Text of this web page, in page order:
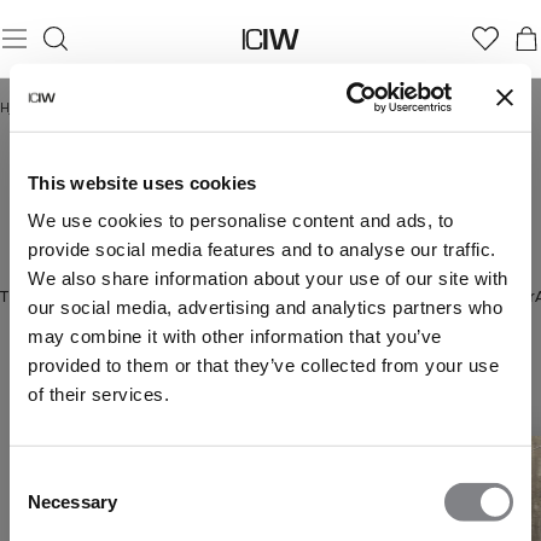
This website uses cookies
We use cookies to personalise content and ads, to
provide social media features and to analyse our traffic.
We also share information about your use of our site with
our social media, advertising and analytics partners who
may combine it with other information that you’ve
provided to them or that they’ve collected from your use
of their services.
Selection
Necessary
Hjem /
HÅRBÅND
Style
håret
enkelt
vårt
uunnværlige
hårtilbehør
er
Vis mer
Tilbehør Undertøy Sokker Shakers & Flasker Caps & luer Utstyr Briller